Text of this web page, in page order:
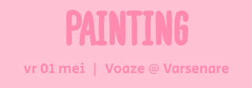
PAINTING
vr 01 mei
  |
Voaze @ Varsenare